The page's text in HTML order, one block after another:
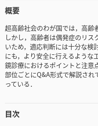
概要
超高齢社会のわが国では，高齢
しかし，高齢者は偶発症のリ
いため，適応判断には十分な検
にも，より安全に行えるような
鏡診療におけるポイントと注意
部位ごとにQ&A形式で解説され
っている．
目次